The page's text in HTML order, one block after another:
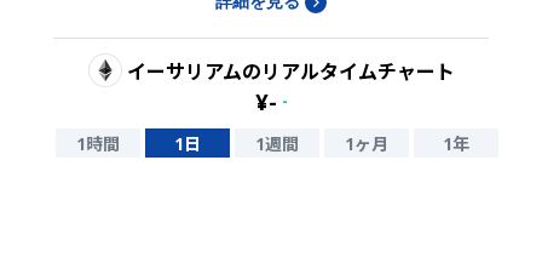
イーサリアムのリアルタイムチャート
¥- -
1時間 1日 1週間 1ヶ月 1年